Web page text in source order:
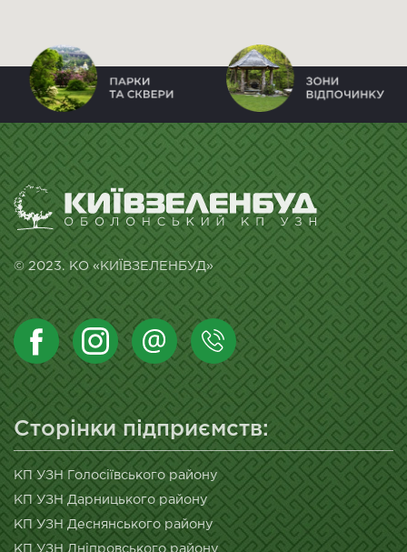
© 2023. КО «КИЇВЗЕЛЕНБУД»
Сторінки підприємств:
КП УЗН Голосіївського району
КП УЗН Дарницького району
КП УЗН Деснянського району
КП УЗН Дніпровського району